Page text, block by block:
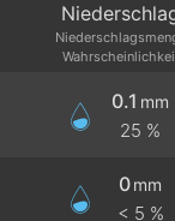
0.1 mm
25 %
0mm
< 5 %